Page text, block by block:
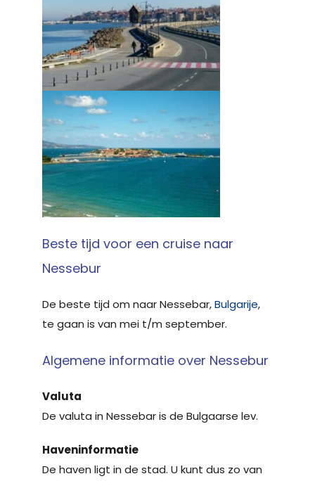
Beste tijd voor een cruise naar
Nessebur
De beste tijd om naar Nessebar,Bulgarije,
te gaan is van mei t/m september.
Algemene informatie over Nessebur
Valuta
De valuta in Nessebar is de Bulgaarse lev.
Haveninformatie
De haven ligt in de stad. U kunt dus zo van